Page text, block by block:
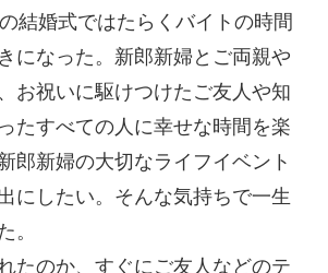
結婚式ではたらくバイトの時間
になった。新郎新婦とご両親や
お祝いに駆けつけたご友人や知
たすべての人に幸せな時間を楽
郎新婦の大切なライフイベント
にしたい。そんな気持ちで一生
。
たのか、すぐにご友人などのテ